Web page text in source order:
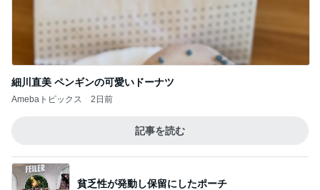
細川直美 ペンギンの可愛いドーナツ
Amebaトピックス 2日前
記事を読む
貧乏性が発動し保留にしたポーチ